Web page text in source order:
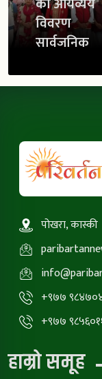
विवरण
सार्वजनिक
पोखरा, कास्की
+९७७
+९७७
हाम्रो समूह